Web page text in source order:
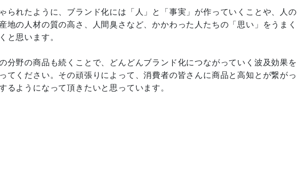
れたように、ブランド化には「人」と「事実」が作っていくことや、人の
地の人材の質の高さ、人間臭さなど、かかわった人たちの「思い」をうまく
と思います。
野の商品も続くことで、どんどんブランド化につながっていく波及効果を
てください。その頑張りによって、消費者の皆さんに商品と高知とが繋がっ
るようになって頂きたいと思っています。